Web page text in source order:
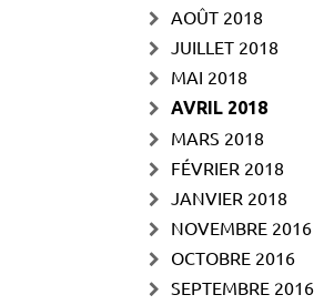
AOÛT 2018
JUILLET 2018
MAI 2018
AVRIL 2018
MARS 2018
FÉVRIER 2018
JANVIER 2018
NOVEMBRE 2016
OCTOBRE 2016
SEPTEMBRE 2016